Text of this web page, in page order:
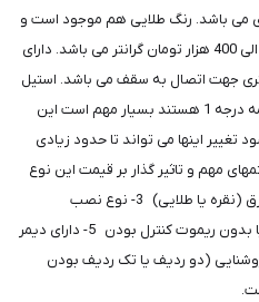
می باشد. رنگ طلایی هم موجود است و
قیمت آن بسته به سایز محصول 200 الی 400 هزار تومان گرانتر می باشد. دارای
سایز50 در 15 سانتیمتری جهت اتصال به سقف می باشد. استیل
بدنه و ال ای دی SMD و کریستالها همه درجه 1 هستند بسیار مهم است این
اینها می تواند تا حدود زیادی
و تاثیر گذار بر قیمت این نوع
لوستر: 1- نوع ورق استیل 2- رنگ ورق (نقره یا طلایی) 3- نوع نصب
کریستالها (صاف یا زاویه دار) 4- دارا یا بدون ریموت کنترل بودن 5- دارای دیمر
روشنایی 6- شدت روشنایی (دو ردیف یا تک ردیف بودن